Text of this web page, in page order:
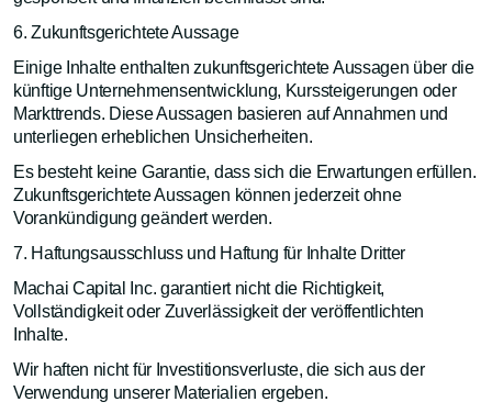
6. Zukunftsgerichtete Aussage
Einige Inhalte enthalten zukunftsgerichtete Aussagen über die
künftige Unternehmensentwicklung, Kurssteigerungen oder
Markttrends. Diese Aussagen basieren auf Annahmen und
unterliegen erheblichen Unsicherheiten.
Es besteht keine Garantie, dass sich die Erwartungen erfüllen.
Zukunftsgerichtete Aussagen können jederzeit ohne
Vorankündigung geändert werden.
7. Haftungsausschluss und Haftung für Inhalte Dritter
Machai Capital Inc. garantiert nicht die Richtigkeit,
Vollständigkeit oder Zuverlässigkeit der veröffentlichten
Inhalte.
Wir haften nicht für Investitionsverluste, die sich aus der
Verwendung unserer Materialien ergeben.